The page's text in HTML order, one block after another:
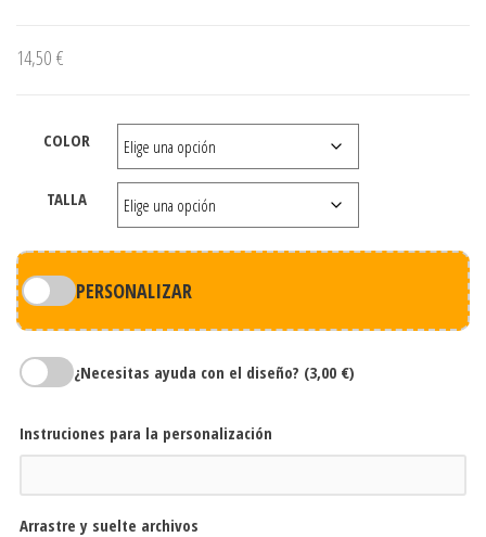
14,50 €
COLOR
TALLA
PERSONALIZAR
¿Necesitas ayuda con el diseño? (3,00 €)
Instruciones para la personalización
Arrastre y suelte archivos